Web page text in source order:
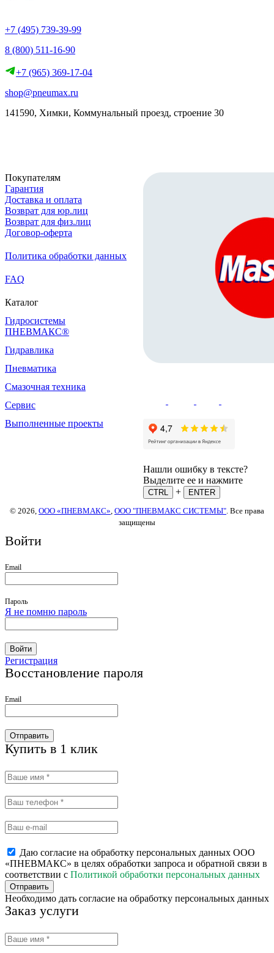
+7 (495) 739-39-99
8 (800) 511-16-90
+7 (965) 369-17-04
shop@pneumax.ru
141590, Химки, Коммунальный проезд, строение 30
Покупателям
Гарантия
Доставка и оплата
Возврат для юр.лиц
Возврат для физ.лиц
Договор-оферта
Политика обработки данных
FAQ
Каталог
Гидросистемы
ПНЕВМАКС®
Гидравлика
Пневматика
Смазочная техника
Сервис
Выполненные проекты
Нашли ошибку в тексте?
Выделите ее и нажмите
CTRL +
ENTER
© 2026, ООО «ПНЕВМАКС», ООО "ПНЕВМАКС СИСТЕМЫ". Все права
защищены
Войти
Email
Пароль
Я не помню пароль
Войти
Регистрация
Восстановление пароля
Email
Отправить
Купить в 1 клик
Даю согласие на обработку персональных данных ООО
«ПНЕВМАКС» в целях обработки запроса и обратной связи в
соответствии с Политикой обработки персональных данных
Отправить
Необходимо дать согласие на обработку персональных данных
Заказ услуги